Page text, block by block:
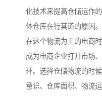
化技术来提高仓储运作
体仓库在行其道的原因。
在这个物流为王的电商
成为电商企业打开市场
环。选择仓储物流的时
意识、仓库面积、物流